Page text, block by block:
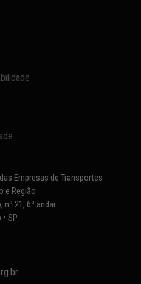
Empresas de Transportes
e Região
nº 21, 6º andar
SP